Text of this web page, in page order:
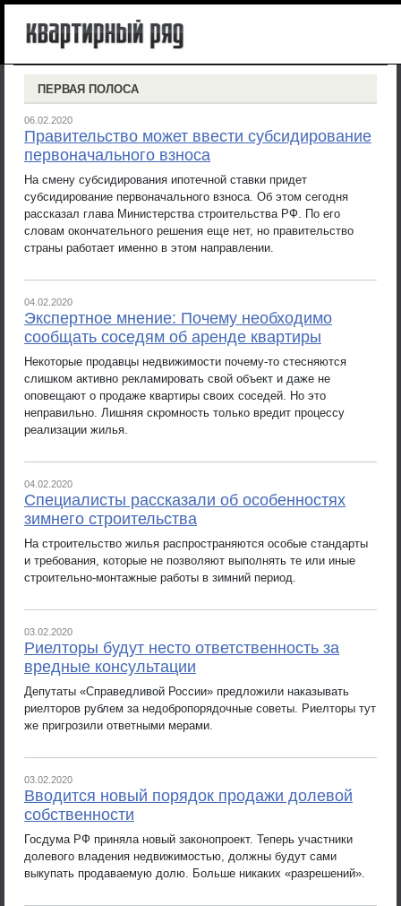
ПЕРВАЯ ПОЛОСА
06.02.2020
Правительство может ввести субсидирование
первоначального взноса
На смену субсидирования ипотечной ставки придет
субсидирование первоначального взноса. Об этом сегодня
рассказал глава Министерства строительства РФ. По его
словам окончательного решения еще нет, но правительство
страны работает именно в этом направлении.
04.02.2020
Экспертное мнение: Почему необходимо
сообщать соседям об аренде квартиры
Некоторые продавцы недвижимости почему-то стесняются
слишком активно рекламировать свой объект и даже не
оповещают о продаже квартиры своих соседей. Но это
неправильно. Лишняя скромность только вредит процессу
реализации жилья.
04.02.2020
Специалисты рассказали об особенностях
зимнего строительства
На строительство жилья распространяются особые стандарты
и требования, которые не позволяют выполнять те или иные
строительно-монтажные работы в зимний период.
03.02.2020
Риелторы будут несто ответственность за
вредные консультации
Депутаты «Справедливой России» предложили наказывать
риелторов рублем за недобропорядочные советы. Риелторы тут
же пригрозили ответными мерами.
03.02.2020
Вводится новый порядок продажи долевой
собственности
Госдума РФ приняла новый законопроект. Теперь участники
долевого владения недвижимостью, должны будут сами
выкупать продаваемую долю. Больше никаких «разрешений».